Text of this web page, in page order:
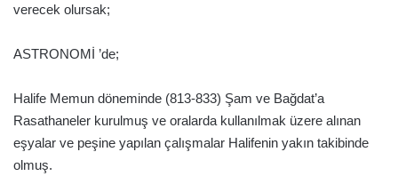
verecek olursak;
ASTRONOMİ ’de;
Halife Memun döneminde (813-833) Şam ve Bağdat’a
Rasathaneler kurulmuş ve oralarda kullanılmak üzere alınan
eşyalar ve peşine yapılan çalışmalar Halifenin yakın takibinde
olmuş.